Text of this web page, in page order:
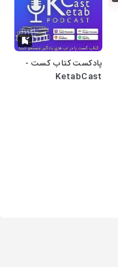
پادکست کتاب کست -
KetabCast